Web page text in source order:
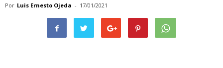
Por Luis Ernesto Ojeda - 17/01/2021